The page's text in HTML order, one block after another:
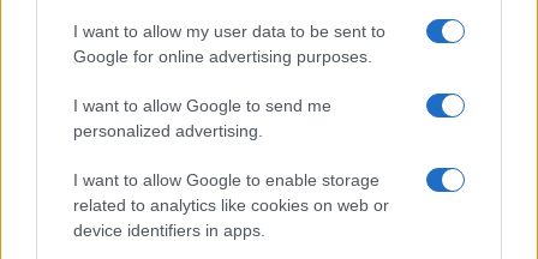
I want to allow my user data to be sent to
Google for online advertising purposes.
I want to allow Google to send me
personalized advertising.
I want to allow Google to enable storage
related to analytics like cookies on web or
device identifiers in apps.
monarchia áldozataként pozicionálja, akit
elnyomott a bátyja, az apja, és a brit sajtó. De
miközben rasszizmusról, és önkéntelen
elfogultságról és bátyja kivételezett
pozíciójáról papol, kaliforniai villájában
valószínűleg nem érzi a helyzet
abszurditását.